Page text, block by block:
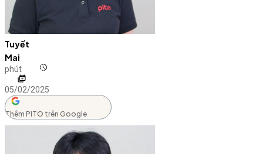
Tuyết
Mai
phút
05/02/2025
Thêm PITO trên Google